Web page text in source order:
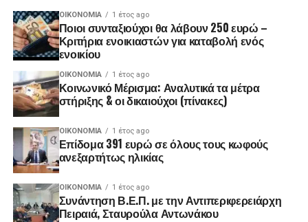
ΟΙΚΟΝΟΜΊΑ 1 έτος ago
Ποιοι συνταξιούχοι θα λάβουν 250 ευρώ –
Κριτήρια ενοικιαστών για καταβολή ενός
ενοικίου
ΟΙΚΟΝΟΜΊΑ 1 έτος ago
Κοινωνικό Μέρισμα: Αναλυτικά τα μέτρα
στήριξης & οι δικαιούχοι (πίνακες)
ΟΙΚΟΝΟΜΊΑ 1 έτος ago
Επίδομα 391 ευρώ σε όλους τους κωφούς
ανεξαρτήτως ηλικίας
ΟΙΚΟΝΟΜΊΑ 1 έτος ago
Συνάντηση Β.Ε.Π. με την Αντιπεριφερειάρχη
Πειραιά, Σταυρούλα Αντωνάκου